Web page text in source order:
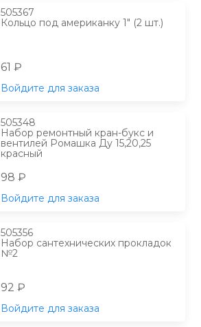
505367
Кольцо под американку 1" (2 шт.)
61 ₽
Войдите для заказа
505348
Набор ремонтный кран-букс и
вентилей Ромашка Ду 15,20,25
красный
98 ₽
Войдите для заказа
505356
Набор сантехнических прокладок
№2
92 ₽
Войдите для заказа